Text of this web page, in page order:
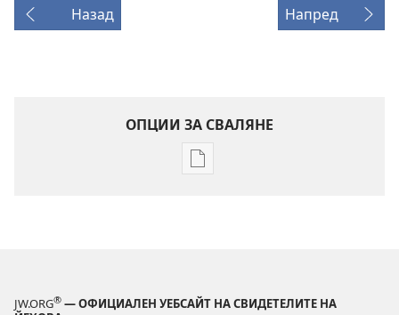
Назад Напред
ОПЦИИ ЗА СВАЛЯНЕ
Опции
КУЛА
JW.ORG® — ОФИЦИАЛЕН УЕБСАЙТ НА СВИДЕТЕЛИТЕ НА